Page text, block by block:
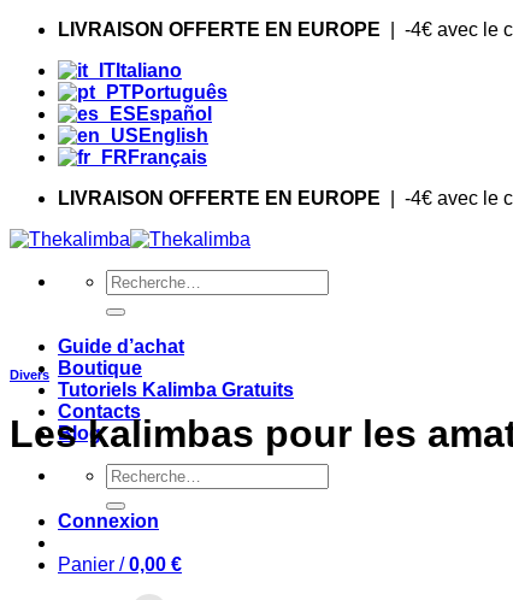
Skip
content
LIVRAISON OFFERTE EN EUROPE | -4€ avec le
Italiano
Português
Español
English
Français
LIVRAISON OFFERTE EN EUROPE | -4€ avec le
Recherche
pour :
Guide d’achat
Boutique
Tutoriels Kalimba Gratuits
Contacts
Blog
Recherche
pour :
Connexion
Panier /0,00 €
Divers
Les kalimbas pour les